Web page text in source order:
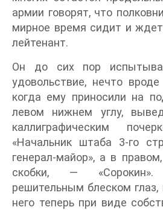
армии говорят, что
мирное время сидит и
лейтенант.
Он до сих пор
удовольствие, нечто
когда ему приносили на
левом нижнем углу,
каллиграфическим
«Начальник штаба 3-го
генерал-майор», а в
скобки, —
решительным блеском глаз,
него теперь при виде